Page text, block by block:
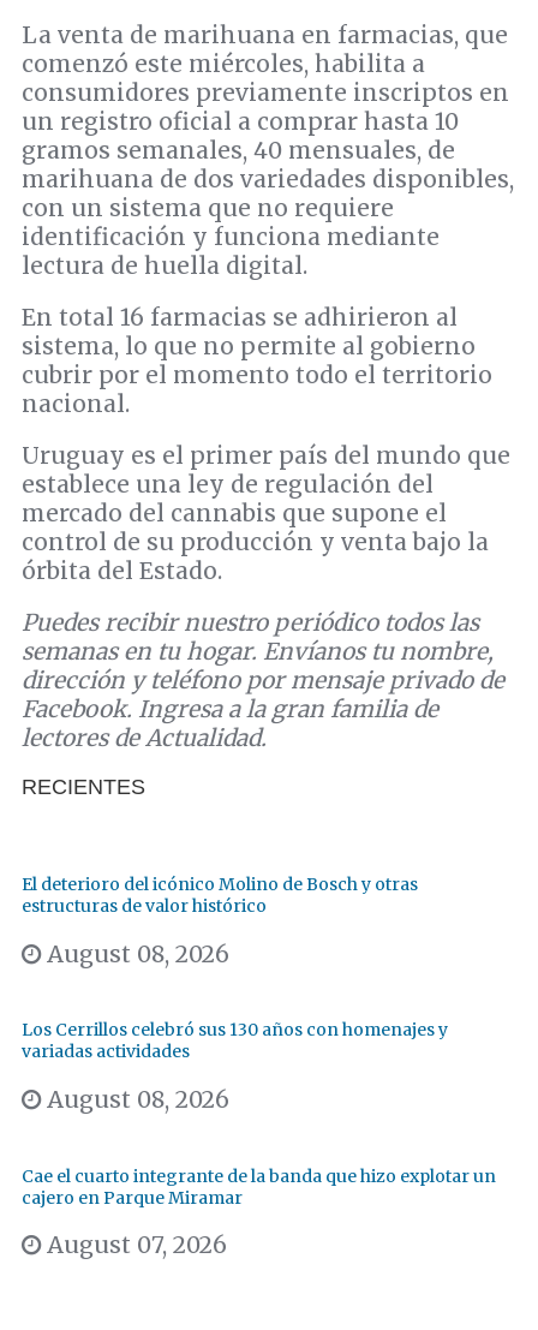
La venta de marihuana en farmacias, que
comenzó este miércoles, habilita a
consumidores previamente inscriptos en
un registro oficial a comprar hasta 10
gramos semanales, 40 mensuales, de
marihuana de dos variedades disponibles,
con un sistema que no requiere
identificación y funciona mediante
lectura de huella digital.
En total 16 farmacias se adhirieron al
sistema, lo que no permite al gobierno
cubrir por el momento todo el territorio
nacional.
Uruguay es el primer país del mundo que
establece una ley de regulación del
mercado del cannabis que supone el
control de su producción y venta bajo la
órbita del Estado.
Puedes recibir nuestro periódico todos las
semanas en tu hogar. Envíanos tu nombre,
dirección y teléfono por mensaje privado de
Facebook. Ingresa a la gran familia de
lectores de Actualidad.
RECIENTES
El deterioro del icónico Molino de Bosch y otras
estructuras de valor histórico
August 08, 2026
Los Cerrillos celebró sus 130 años con homenajes y
variadas actividades
August 08, 2026
Cae el cuarto integrante de la banda que hizo explotar un
cajero en Parque Miramar
August 07, 2026